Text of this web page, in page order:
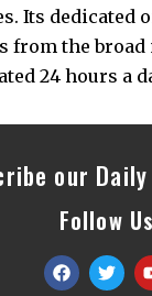
Its dedicated
the
24 hours a
our
Follow Us